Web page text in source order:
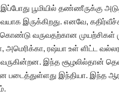
பூமியில் தண்ணீருக்கு
இருக்கிறது. எனவே,
கொண்டு வருவதற்கான முயற்சிகள்
ரஷ்யா உள் ளிட்ட
இந்த சூழலில்தான்
படைத்துள்ளது இந்தியா. இந்த